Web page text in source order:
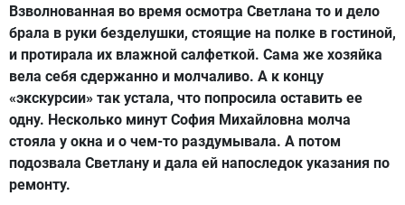
Взволнованная во время осмотра Светлана то и дело
брала в руки безделушки, стоящие на полке в гостиной,
и протирала их влажной салфеткой. Сама же хозяйка
вела себя сдержанно и молчаливо. А к концу
«экскурсии» так устала, что попросила оставить ее
одну. Несколько минут София Михайловна молча
стояла у окна и о чем-то раздумывала. А потом
подозвала Светлану и дала ей напоследок указания по
ремонту.